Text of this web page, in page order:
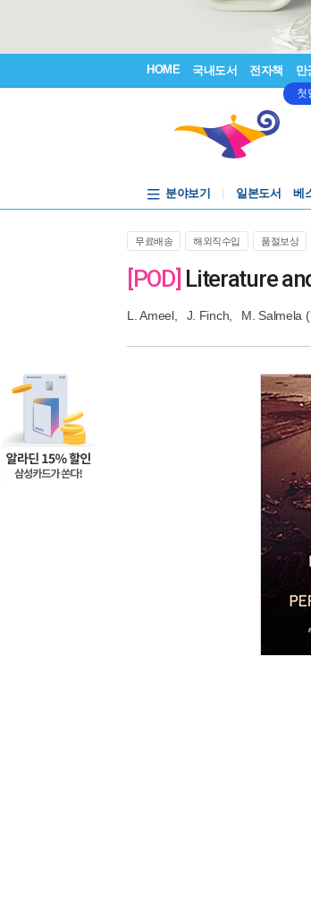
HOME 국내도서 전자책 만
첫
분야보기 일본도서 베
무료배송 해외직수입 품절보상
[POD] Literature
L. Ameel, J. Finch M. Salmela